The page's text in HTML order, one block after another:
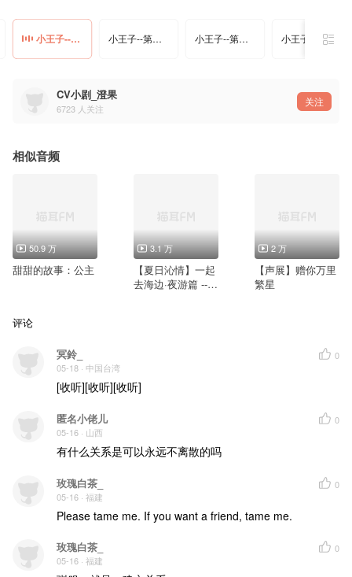
小王子--第二十一期 小王子--第二十二期 小王子--第二十三期 小王子--第二十四期
CV小剧_澄果
6723 人关注
关注
相似音频
50.9 万
甜甜的故事：公主
3.1 万
【夏日沁情】一起
去海边·夜游篇 --C
2 万
【声展】赠你万里
繁星
评论
冥鈴_
05-18 · 中国台湾
0
[收听][收听][收听]
匿名小佬儿
05-16 · 山西
0
有什么关系是可以永远不离散的吗
玫瑰白茶_
05-16 · 福建
0
Please tame me. If you want a friend, tame me.
玫瑰白茶_
05-16 · 福建
0